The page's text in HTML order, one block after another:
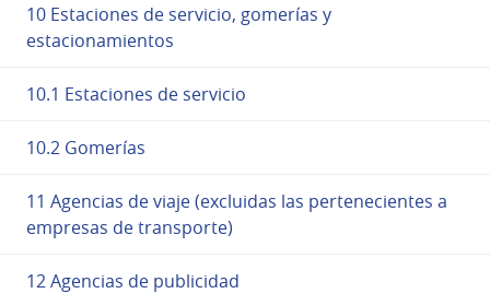
10 Estaciones de servicio, gomerías y
estacionamientos
10.1 Estaciones de servicio
10.2 Gomerías
11 Agencias de viaje (excluidas las pertenecientes a
empresas de transporte)
12 Agencias de publicidad